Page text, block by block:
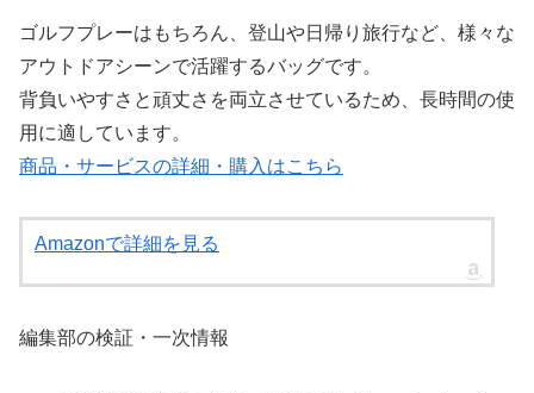
ゴルフプレーはもちろん、登山や日帰り旅行など、様々な
アウトドアシーンで活躍するバッグです。
背負いやすさと頑丈さを両立させているため、長時間の使
用に適しています。
商品・サービスの詳細・購入はこちら
Amazonで詳細を見る
編集部の検証・一次情報